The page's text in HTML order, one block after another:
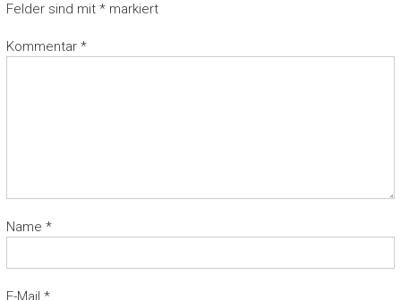
Felder sind mit *markiert
Kommentar *
Name *
E-Mail *